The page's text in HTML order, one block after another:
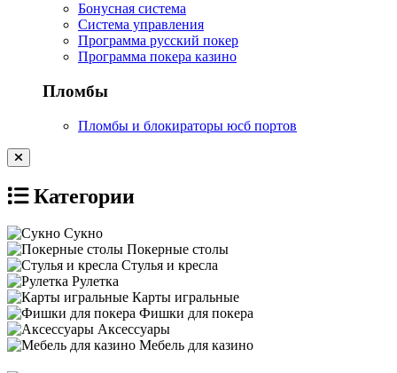
Бонусная система
Система управления
Программа русский покер
Программа покера казино
Пломбы
Пломбы и блокираторы юсб портов
Категории
Сукно
Покерные столы
Стулья и кресла
Рулетка
Карты игральные
Фишки для покера
Аксессуары
Мебель для казино